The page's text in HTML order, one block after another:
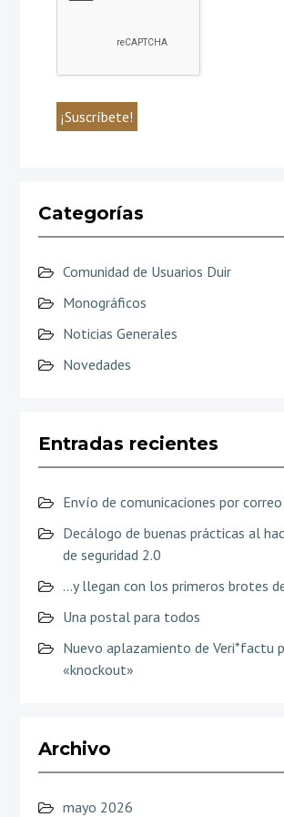
Categorías
Comunidad de Usuarios Duir
Monográficos
Noticias Generales
Novedades
Entradas recientes
Envío de comunicaciones por
Decálogo de buenas prácticas al
de seguridad 2.0
…y llegan con los primeros brotes
Una postal para todos
Nuevo aplazamiento de Veri*factu
«knockout»
Archivo
mayo 2026